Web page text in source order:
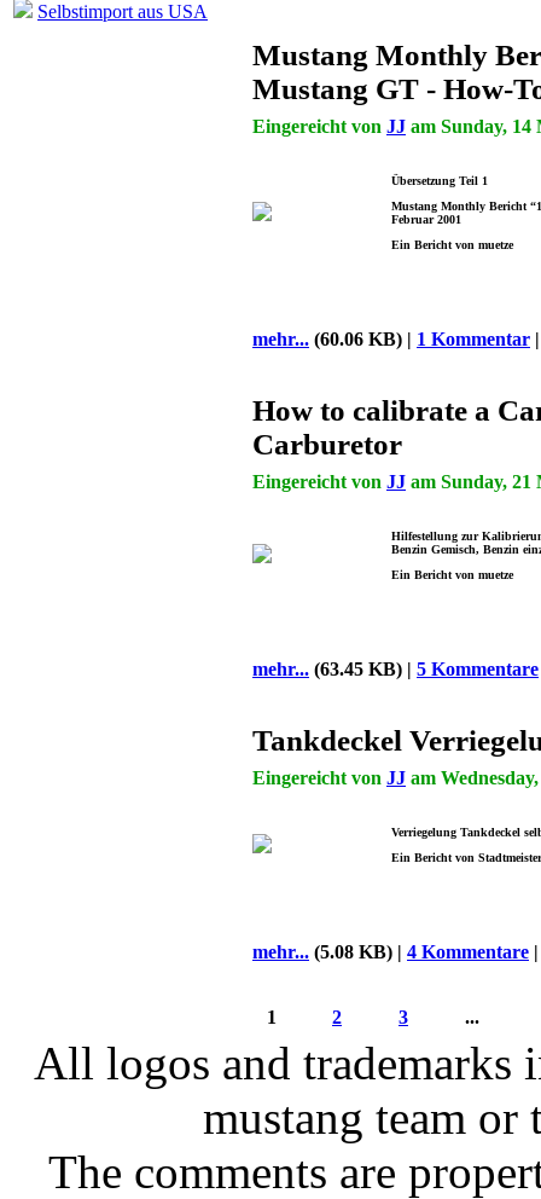
Selbstimport aus USA
Mustang Monthly
Mustang GT - How-
Eingereicht von JJ am Sunday, 14
Übersetzung Teil 1
Mustang Monthly Bericht
Februar 2001
Ein Bericht von muetze
mehr... (60.06 KB) | 1 Kommentar
How to calibrate a
Carburetor
Eingereicht von JJ am Sunday, 21
Hilfestellung zur
Benzin Gemisch, Benzin
Ein Bericht von muetze
mehr... (63.45 KB) | 5 Kommentare
Tankdeckel
Eingereicht von JJ am
Verriegelung Tankdeckel
Ein Bericht von
mehr... (5.08 KB) | 4 Kommentare
1 2 3 ...
All logos and trademarks
mustang team or
The comments are